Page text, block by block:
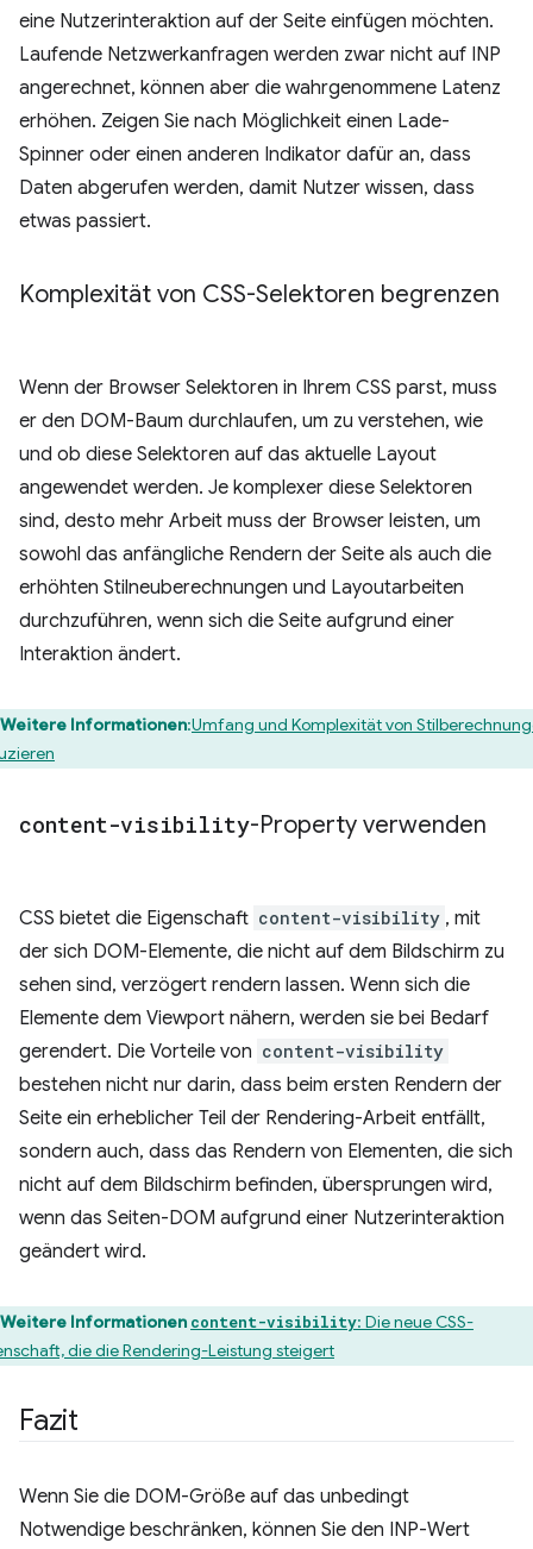
eine Nutzerinteraktion auf der Seite einfügen möchten.
Laufende Netzwerkanfragen werden zwar nicht auf INP
angerechnet, können aber die wahrgenommene Latenz
erhöhen. Zeigen Sie nach Möglichkeit einen Lade-
Spinner oder einen anderen Indikator dafür an, dass
Daten abgerufen werden, damit Nutzer wissen, dass
etwas passiert.
Komplexität von CSS-Selektoren begrenzen
Wenn der Browser Selektoren in Ihrem CSS parst, muss
er den DOM-Baum durchlaufen, um zu verstehen, wie
und ob diese Selektoren auf das aktuelle Layout
angewendet werden. Je komplexer diese Selektoren
sind, desto mehr Arbeit muss der Browser leisten, um
sowohl das anfängliche Rendern der Seite als auch die
erhöhten Stilneuberechnungen und Layoutarbeiten
durchzuführen, wenn sich die Seite aufgrund einer
Interaktion ändert.
Weitere Informationen:Umfang und Komplexität von
content-visibility-Property verwenden
CSS bietet die Eigenschaft content-visibility , mit
der sich DOM-Elemente, die nicht auf dem Bildschirm zu
sehen sind, verzögert rendern lassen. Wenn sich die
Elemente dem Viewport nähern, werden sie bei Bedarf
gerendert. Die Vorteile von content-visibility
bestehen nicht nur darin, dass beim ersten Rendern der
Seite ein erheblicher Teil der Rendering-Arbeit entfällt,
sondern auch, dass das Rendern von Elementen, die sich
nicht auf dem Bildschirm befinden, übersprungen wird,
wenn das Seiten-DOM aufgrund einer Nutzerinteraktion
geändert wird.
Weitere Informationen content-visibility: Die neue CSS-
die die Rendering-Leistung steigert
Fazit
Wenn Sie die DOM-Größe auf das unbedingt
Notwendige beschränken, können Sie den INP-Wert